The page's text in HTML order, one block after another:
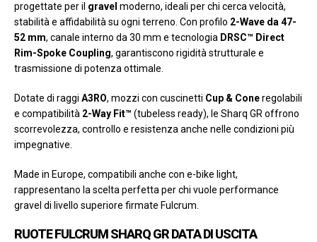
progettate per il gravel moderno, ideali per chi cerca velocità,
stabilità e affidabilità su ogni terreno. Con profilo 2-Wave da 47-
52 mm, canale interno da 30 mm e tecnologia DRSC™ Direct
Rim-Spoke Coupling, garantiscono rigidità strutturale e
trasmissione di potenza ottimale.
Dotate di raggi A3RO, mozzi con cuscinetti Cup & Coneregolabili
e compatibilità 2-Way Fit™ (tubeless ready), le Sharq GR offrono
scorrevolezza, controllo e resistenza anche nelle condizioni più
impegnative.
Made in Europe, compatibili anche con e-bike light,
rappresentano la scelta perfetta per chi vuole performance
gravel di livello superiore firmate Fulcrum.
RUOTE FULCRUM SHARQ GR DATA DI USCITA